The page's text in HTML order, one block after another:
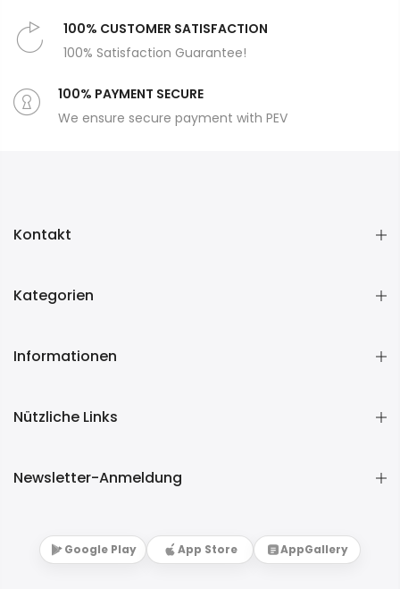
100% CUSTOMER SATISFACTION
100% Satisfaction Guarantee!
100% PAYMENT SECURE
We ensure secure payment with PEV
Kontakt
Kategorien
Informationen
Nützliche Links
Newsletter-Anmeldung
Google Play App Store AppGallery